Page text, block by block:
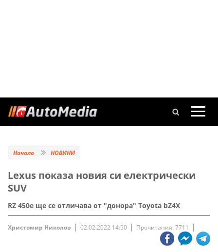
Начало НОВИНИ
Lexus показа новия си електрически
SUV
RZ 450e ще се отличава от "донора" Toyota bZ4X
Христомир Николов 02.02.2022 14:50 Прочитания: 7711